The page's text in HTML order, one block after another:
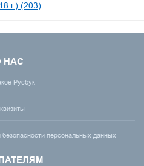
г.) (203)
НАС
Русбук
безопасности персональных данных